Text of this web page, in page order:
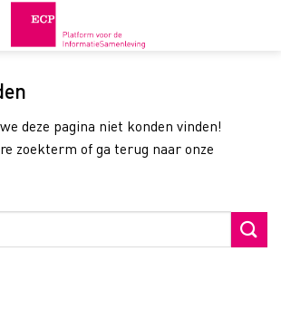
deze pagina niet konden vinden!
zoekterm of ga terug naar onze